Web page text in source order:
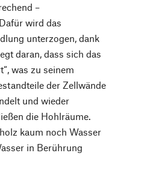
–
wird das
unterzogen, dank
daran, dass sich das
was zu seinem
der Zellwände
und wieder
die Hohlräume.
kaum noch Wasser
in Berührung